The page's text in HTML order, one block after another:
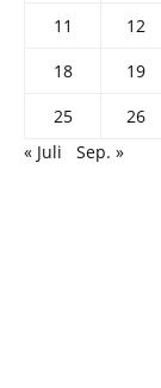
11
12
18
19
25
26
« Juli
Sep. »